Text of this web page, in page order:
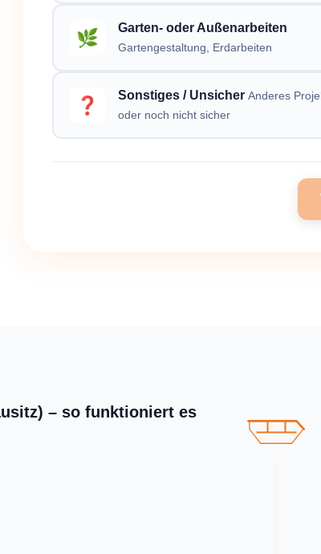
🌿 Garten- oder Außenarbeiten
Gartengestaltung, Erdarbeiten
❓ Sonstiges / Unsicher Anderes
oder noch nicht sicher
– so funktioniert es